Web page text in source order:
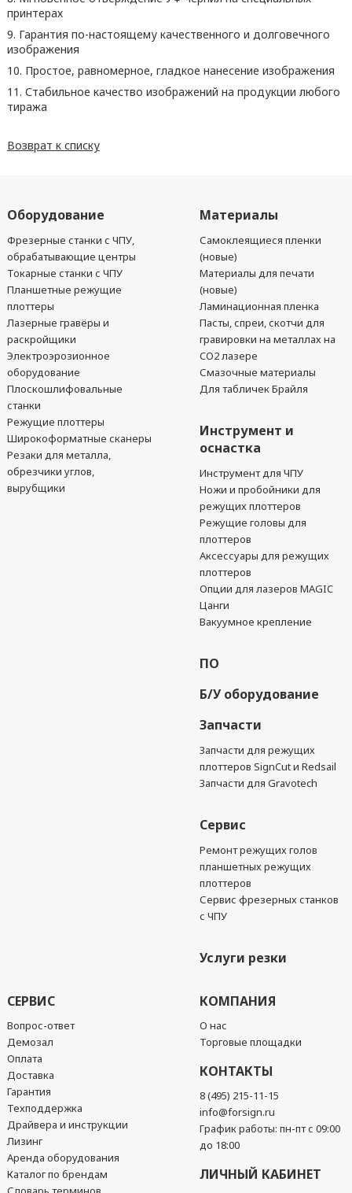
принтерах
9. Гарантия по-настоящему качественного и долговечного
изображения
10. Простое, равномерное, гладкое нанесение изображения
11. Стабильное качество изображений на продукции любого
тиража
Возврат к списку
Оборудование
Фрезерные станки с ЧПУ,
обрабатывающие центры
Токарные станки с ЧПУ
Планшетные режущие
плоттеры
Лазерные гравёры и
раскройщики
Электроэрозионное
оборудование
Плоскошлифовальные
станки
Режущие плоттеры
Широкоформатные сканеры
Резаки для металла,
обрезчики углов,
вырубщики
Материалы
Самоклеящиеся пленки
(новые)
Материалы для печати
(новые)
Ламинационная пленка
Пасты, спреи, скотчи для
гравировки на металлах на
CO2 лазере
Смазочные материалы
Для табличек Брайля
Инструмент и
оснастка
Инструмент для ЧПУ
Ножи и пробойники для
режущих плоттеров
Режущие головы для
плоттеров
Аксессуары для режущих
плоттеров
Опции для лазеров MAGIC
Цанги
Вакуумное крепление
ПО
Б/У оборудование
Запчасти
Запчасти для режущих
плоттеров SignCut и Redsail
Запчасти для Gravotech
Сервис
Ремонт режущих голов
планшетных режущих
плоттеров
Сервис фрезерных станков
с ЧПУ
Услуги резки
СЕРВИС
Вопрос-ответ
Демозал
Оплата
Доставка
Гарантия
Техподдержка
Драйвера и инструкции
Лизинг
Аренда оборудования
Каталог по брендам
КОМПАНИЯ
О нас
Торговые площадки
КОНТАКТЫ
8 (495) 215-11-15
info@forsign.ru
График работы: пн-пт с 09:00
до 18:00
ЛИЧНЫЙ КАБИНЕТ